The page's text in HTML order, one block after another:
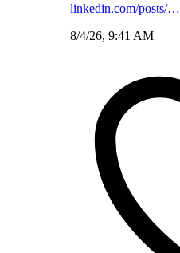
linkedin.com/posts/…
8/4/26, 9:41 AM